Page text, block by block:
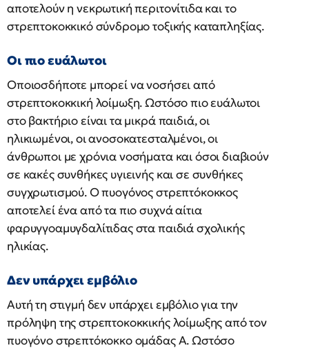
αποτελούν η νεκρωτική περιτονίτιδα και το
στρεπτοκοκκικό σύνδρομο τοξικής καταπληξίας.
Οι πιο ευάλωτοι
Οποιοσδήποτε μπορεί να νοσήσει από
στρεπτοκοκκική λοίμωξη. Ωστόσο πιο ευάλωτοι
στο βακτήριο είναι τα μικρά παιδιά, οι
ηλικιωμένοι, οι ανοσοκατεσταλμένοι, οι
άνθρωποι με χρόνια νοσήματα και όσοι διαβιούν
σε κακές συνθήκες υγιεινής και σε συνθήκες
συγχρωτισμού. Ο πυογόνος στρεπτόκοκκος
αποτελεί ένα από τα πιο συχνά αίτια
φαρυγγοαμυγδαλίτιδας στα παιδιά σχολικής
ηλικίας.
Δεν υπάρχει εμβόλιο
Αυτή τη στιγμή δεν υπάρχει εμβόλιο για την
πρόληψη της στρεπτοκοκκικής λοίμωξης από τον
πυογόνο στρεπτόκοκκο ομάδας Α. Ωστόσο